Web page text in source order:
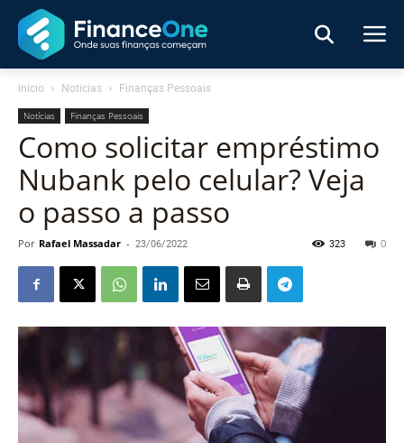
Início Notícias Finanças Pessoais
Notícias Finanças Pessoais
Como solicitar empréstimo
Nubank pelo celular? Veja
o passo a passo
Por Rafael Massadar - 23/06/2022 0
323